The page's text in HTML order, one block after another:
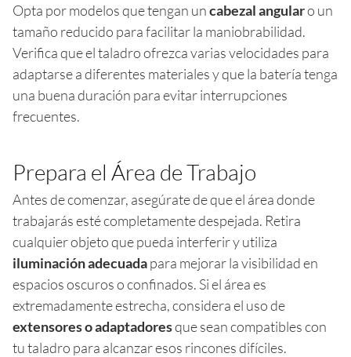
Opta por modelos que tengan uncabezal angularo un
tamaño reducido para facilitar la maniobrabilidad.
Verifica que el taladro ofrezca varias velocidades para
adaptarse a diferentes materiales y que la batería tenga
una buena duración para evitar interrupciones
frecuentes.
Prepara el Área de Trabajo
Antes de comenzar, asegúrate de que el área donde
trabajarás esté completamente despejada. Retira
cualquier objeto que pueda interferir y utiliza
iluminación adecuadapara mejorar la visibilidad en
espacios oscuros o confinados. Si el área es
extremadamente estrecha, considera el uso de
extensores o adaptadoresque sean compatibles con
tu taladro para alcanzar esos rincones difíciles.